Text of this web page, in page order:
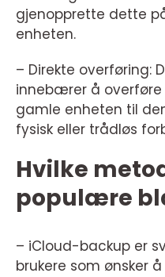
gjenopprette dette
enheten.
– Direkte overføring:
innebærer å
gamle enheten til
fysisk eller trådløs
Hvilke
populære
– iCloud-backup er
brukere som ønsker